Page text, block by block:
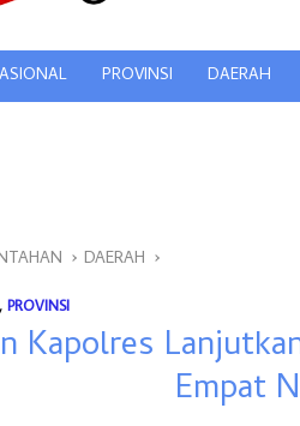
PROVINSI DAERAH
DAERAH
, PROVINSI
Kapolres
Empat